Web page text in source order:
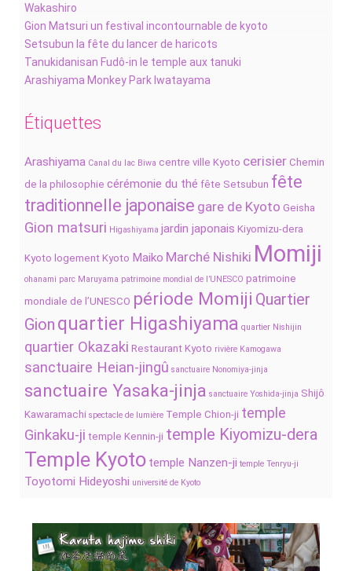
Wakashiro
Gion Matsuri un festival incontournable de kyoto
Setsubun la fête du lancer de haricots
Tanukidanisan Fudô-in le temple aux tanuki
Arashiyama Monkey Park Iwatayama
Étiquettes
Arashiyama Canal du lac Biwa centre ville Kyoto cerisier Chemin
de la philosophie cérémonie du thé fête Setsubun fête
traditionnelle japonaise gare de Kyoto Geisha
Gion matsuri Higashiyama jardin japonais Kiyomizu-dera
Kyoto logement Kyoto Maiko Marché Nishiki Momiji
ohanami parc Maruyama patrimoine mondial de l’UNESCO patrimoine
mondiale de l’UNESCO période Momiji Quartier
Gion quartier Higashiyama quartier Nishijin
quartier Okazaki Restaurant Kyoto rivière Kamogawa
sanctuaire Heian-jingû sanctuaire Nonomiya-jinja
sanctuaire Yasaka-jinja sanctuaire Yoshida-jinja Shijô
Kawaramachi spectacle de lumière Temple Chion-ji temple
Ginkaku-ji temple Kennin-ji temple Kiyomizu-dera
Temple Kyoto temple Nanzen-ji temple Tenryu-ji
Toyotomi Hideyoshi université de Kyoto